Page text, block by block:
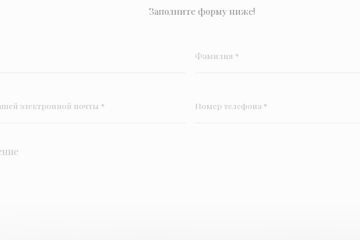
Заполните форму ниже!